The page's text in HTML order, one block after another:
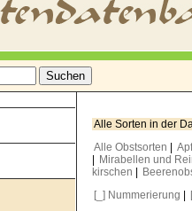
Alle Sorten in der
Alle Obstsorten
Mirabellen und
kirschen
[_] Nummerierung